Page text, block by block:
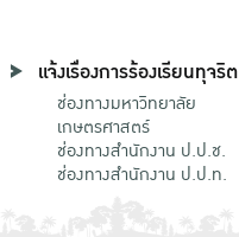
แจ้งเรื่องการร้องเรียนทุจริต
ช่องทางมหาวิทยาลัย
เกษตรศาสตร์
ช่องทางสำนักงาน ป.ป.ช.
ช่องทางสำนักงาน ป.ป.ท.